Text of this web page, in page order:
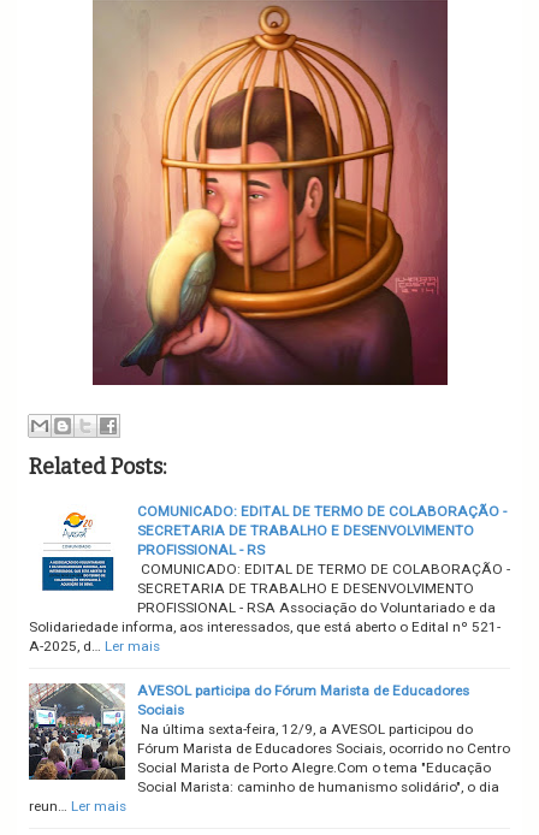
Related Posts:
COMUNICADO: EDITAL DE TERMO DE COLABORAÇÃO -
SECRETARIA DE TRABALHO E DESENVOLVIMENTO
PROFISSIONAL - RS
COMUNICADO: EDITAL DE TERMO DE COLABORAÇÃO -
SECRETARIA DE TRABALHO E DESENVOLVIMENTO
PROFISSIONAL - RSA Associação do Voluntariado e da
Solidariedade informa, aos interessados, que está aberto o Edital nº 521-
A-2025, d… Ler mais
AVESOL participa do Fórum Marista de Educadores
Sociais
Na última sexta-feira, 12/9, a AVESOL participou do
Fórum Marista de Educadores Sociais, ocorrido no Centro
Social Marista de Porto Alegre.Com o tema "Educação
Social Marista: caminho de humanismo solidário", o dia
reun… Ler mais